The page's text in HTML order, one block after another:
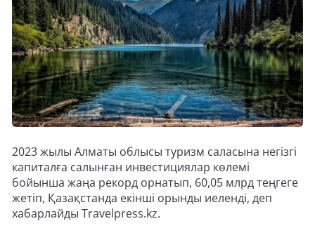
2023 жылы Алматы облысы туризм саласына негізгі
капиталға салынған инвестициялар көлемі
бойынша жаңа рекорд орнатып, 60,05 млрд теңгеге
жетіп, Қазақстанда екінші орынды иеленді, деп
хабарлайды Travelpress.kz.